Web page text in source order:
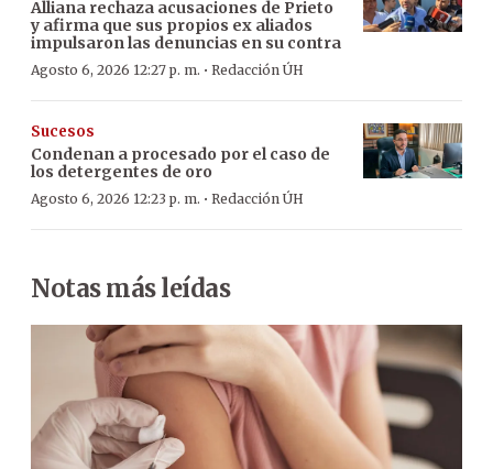
Alliana rechaza acusaciones de Prieto
y afirma que sus propios ex aliados
impulsaron las denuncias en su contra
Agosto 6, 2026 12:27 p. m. · Redacción ÚH
Sucesos
Condenan a procesado por el caso de
los detergentes de oro
Agosto 6, 2026 12:23 p. m. · Redacción ÚH
Notas más leídas